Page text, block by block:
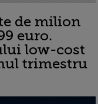
de milion
euro.
low-cost
trimestru